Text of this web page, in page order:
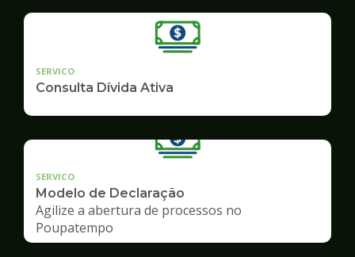
SERVICO
Consulta Dívida Ativa
SERVICO
Modelo de Declaração
Agilize a abertura de processos no
Poupatempo